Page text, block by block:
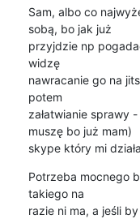
Sam, albo co
sobą, bo jak już
przyjdzie np
widzę
nawracanie go na
potem
załatwianie sprawy
muszę bo już mam)
skype który mi
Potrzeba mocnego
takiego na
razie ni ma, a jeśli